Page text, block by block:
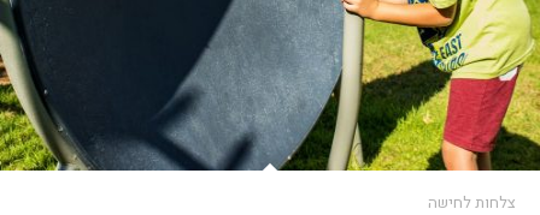
צלחות לחישה